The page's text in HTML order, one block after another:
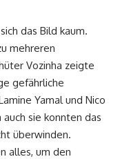
das Bild kaum.
mehreren
Vozinha zeigte
gefährliche
Yamal und Nico
sie konnten das
überwinden.
alles, um den